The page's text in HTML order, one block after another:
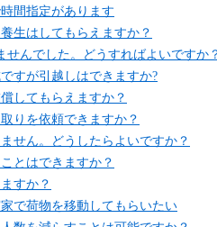
間指定があります
生はしてもらえますか？
せんでした。どうすればよいですか
すが引越しはできますか?
してもらえますか？
りを依頼できますか？
せん。どうしたらよいですか？
とはできますか？
すか？
で荷物を移動してもらいたい